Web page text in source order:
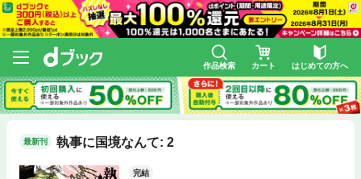
作品検索 カート はじめての方へ
最新刊 執事に国境なんて: 2
完結